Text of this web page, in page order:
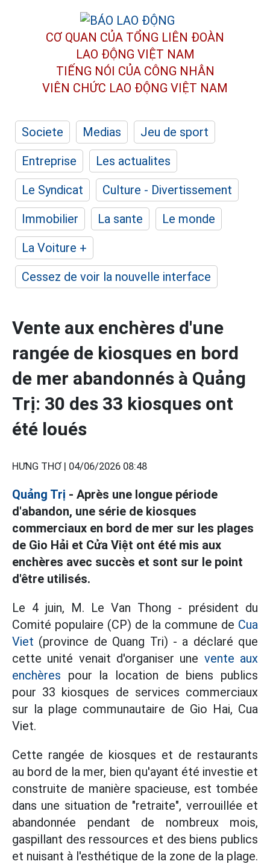
CƠ QUAN CỦA TỔNG LIÊN ĐOÀN
LAO ĐỘNG VIỆT NAM
TIẾNG NÓI CỦA CÔNG NHÂN
VIÊN CHỨC LAO ĐỘNG VIỆT NAM
Societe Medias
Jeu de sport
Entreprise
Les actualites
Le Syndicat
Culture - Divertissement
Immobilier
La sante
Le monde
La Voiture +
Cessez de voir la nouvelle interface
Vente aux enchères d'une
rangée de kiosques en bord
de mer abandonnés à Quảng
Trị: 30 des 33 kiosques ont
été loués
HƯNG THƠ | 04/06/2026 08:48
Quảng Trị - Après une longue période
d'abandon, une série de kiosques
commerciaux en bord de mer sur les plages
de Gio Hải et Cửa Việt ont été mis aux
enchères avec succès et sont sur le point
d'être utilisés.
Le 4 juin, M. Le Van Thong - président du
Comité populaire (CP) de la commune de Cua
Viet (province de Quang Tri) - a déclaré que
cette unité venait d'organiser une vente aux
enchères pour la location de biens publics
pour 33 kiosques de services commerciaux
sur la plage communautaire de Gio Hai, Cua
Viet.
Cette rangée de kiosques et de restaurants
au bord de la mer, bien qu'ayant été investie et
construite de manière spacieuse, est tombée
dans une situation de "retraite", verrouillée et
abandonnée pendant de nombreux mois,
gaspillant des ressources et des biens publics
et nuisant à l'esthétique de la zone de la plage.